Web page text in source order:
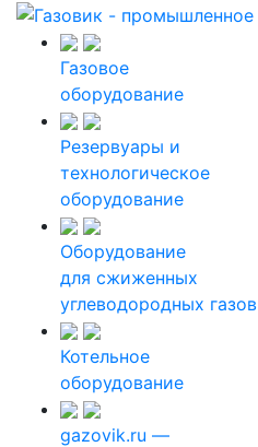
Газовое
оборудование
Резервуары и
технологическое
оборудование
Оборудование
для сжиженных
углеводородных газов
Котельное
оборудование
gazovik.ru —